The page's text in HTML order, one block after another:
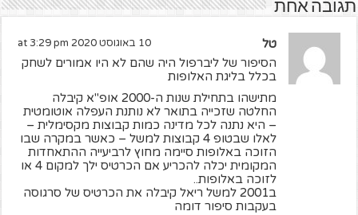
תגובה אחת
טל 10 באוגוסט 2020 at 3:29 pm
הסיפור של ליברפול היה שהם לא היו אמורים לשחק
בכלל בליגת האלופות
מתישהו בתחילת שנות ה-2000 אופ"א קיבלה
החלטה שזכייה בתואר לא נותנת העפלה אוטומטית
– היא נתנה לכל מדינה כמות קבוצות מקסימלית –
לאלו שבטופ 4 קבוצות למשל – כאשר במקרה שבו
הזוכה באלופות סיימה מחוץ לרביעייה ההתאחדות
המקומית יכלה להכריע אם הכרטיס ילך למקום 4 או
לזוכה באלופות..
ב2001 למשל ריאל קיבלה את הכרטיס של סרגוסה
בעקבות סיפור דומה